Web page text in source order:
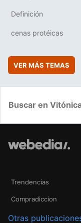
Definición
cenas protéicas
VER MÁS TEMAS
Trendencias
Compradiccion
Otras